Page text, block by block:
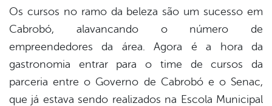
Os cursos no ramo da beleza são um sucesso em
Cabrobó, alavancando o número de
empreendedores da área. Agora é a hora da
gastronomia entrar para o time de cursos da
parceria entre o Governo de Cabrobó e o Senac,
que já estava sendo realizados na Escola Municipal